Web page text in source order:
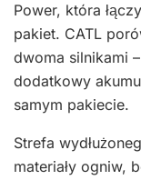
Power, która
pakiet. CATL
dwoma silnikami
dodatkowy
samym pakiecie.
Strefa
materiały ogniw,